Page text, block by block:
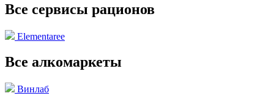
Все сервисы рационов
Elementaree
Все алкомаркеты
Винлаб